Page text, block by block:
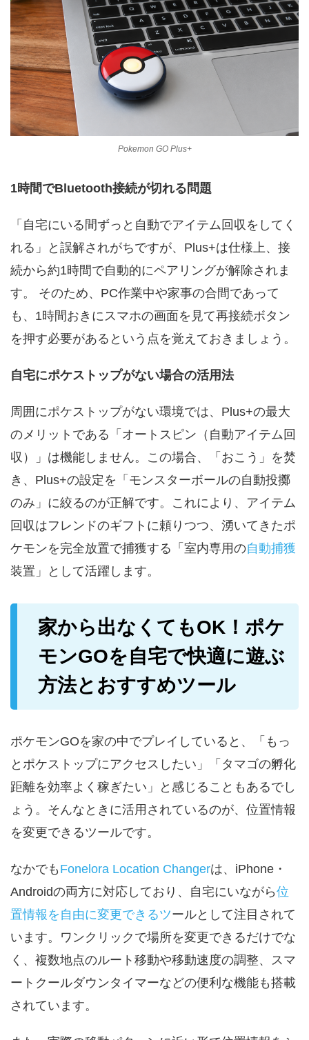
Pokemon GO Plus+
1時間でBluetooth接続が切れる問題
「自宅にいる間ずっと自動でアイテム回収をしてく
れる」と誤解されがちですが、Plus+は仕様上、接
続から約1時間で自動的にペアリングが解除されま
す。 そのため、PC作業中や家事の合間であって
も、1時間おきにスマホの画面を見て再接続ボタン
を押す必要があるという点を覚えておきましょう。
自宅にポケストップがない場合の活用法
周囲にポケストップがない環境では、Plus+の最大
のメリットである「オートスピン（自動アイテム回
収）」は機能しません。この場合、「おこう」を焚
き、Plus+の設定を「モンスターボールの自動投擲
のみ」に絞るのが正解です。これにより、アイテム
回収はフレンドのギフトに頼りつつ、湧いてきたポ
ケモンを完全放置で捕獲する「室内専用の自動捕獲
装置」として活躍します。
家から出なくてもOK！ポケ
モンGOを自宅で快適に遊ぶ
方法とおすすめツール
ポケモンGOを家の中でプレイしていると、「もっ
とポケストップにアクセスしたい」「タマゴの孵化
距離を効率よく稼ぎたい」と感じることもあるでし
ょう。そんなときに活用されているのが、位置情報
を変更できるツールです。
なかでも Fonelora Location Changerは、iPhone・
Androidの両方に対応しており、自宅にいながら位
置情報を自由に変更できるツールとして注目されて
います。ワンクリックで場所を変更できるだけでな
く、複数地点のルート移動や移動速度の調整、スマ
ートクールダウンタイマーなどの便利な機能も搭載
されています。